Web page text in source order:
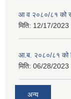
आ व २०८०/८१ को
मिति: 12/17/2023
आ.ब. २०८०/८१ को
मिति: 06/28/2023
अन्य